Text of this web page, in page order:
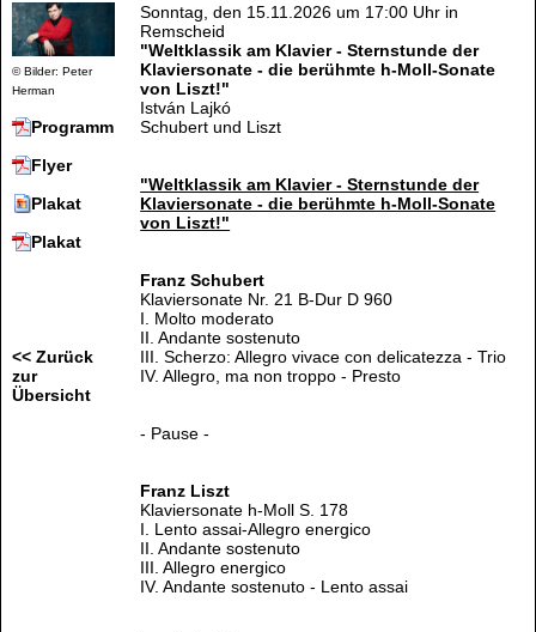
© Bilder: Peter
Herman
Programm
Flyer
Plakat
Plakat
<< Zurück
zur
Übersicht
Sonntag, den 15.11.2026 um 17:00 Uhr in
Remscheid
"Weltklassik am Klavier - Sternstunde der
Klaviersonate - die berühmte h-Moll-Sonate
von Liszt!"
István Lajkó
Schubert und Liszt
"Weltklassik am Klavier - Sternstunde der
Klaviersonate - die berühmte h-Moll-Sonate
von Liszt!"
Franz Schubert
Klaviersonate Nr. 21 B-Dur D 960
I. Molto moderato
II. Andante sostenuto
III. Scherzo: Allegro vivace con delicatezza - Trio
IV. Allegro, ma non troppo - Presto
- Pause -
Franz Liszt
Klaviersonate h-Moll S. 178
I. Lento assai-Allegro energico
II. Andante sostenuto
III. Allegro energico
IV. Andante sostenuto - Lento assai